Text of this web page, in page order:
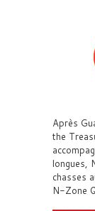
Après
the
longues,
chasses
N-Zone